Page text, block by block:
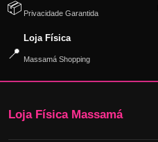
📦 Privacidade Garantida
📍
Loja Física
Massamá Shopping
Loja Física Massamá